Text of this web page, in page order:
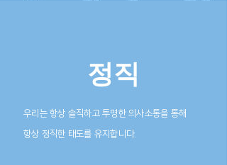
정직
우리는 항상 솔직하고 투명한 의사소통을 통해
항상 정직한 태도를 유지합니다.